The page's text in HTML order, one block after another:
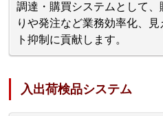
調達・購買システムとして
りや発注など業務効率化、
ト抑制に貢献します。
入出荷検品システム